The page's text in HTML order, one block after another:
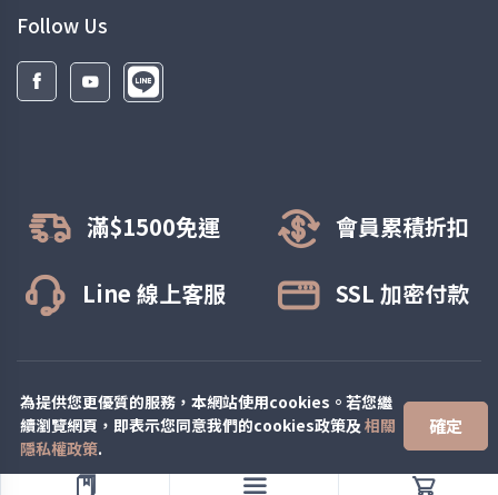
為提供您更優質的服務，本網站使用cookies。若您繼
續瀏覽網頁，即表示您同意我們的cookies政策及 相關
隱私權政策.
確定
Follow Us
滿$1500免運 會員累積折扣
Line 線上客服 SSL 加密付款
© All rights reserved. 緹絲彈性襪